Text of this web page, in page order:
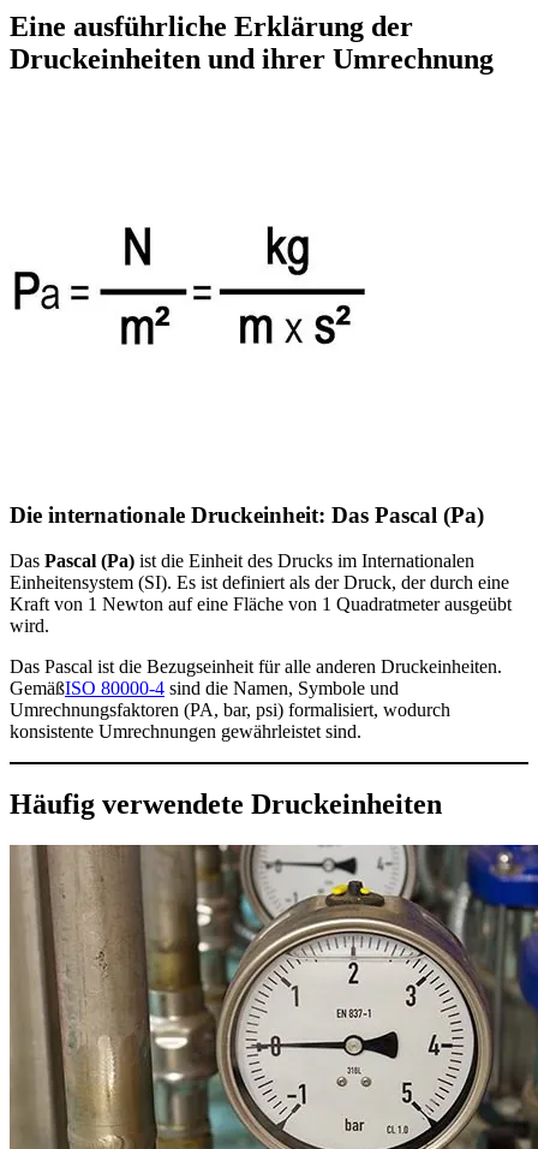
Eine ausführliche Erklärung der
Druckeinheiten und ihrer Umrechnung
Die internationale Druckeinheit: Das Pascal (Pa)
Das Pascal (Pa) ist die Einheit des Drucks im Internationalen
Einheitensystem (SI). Es ist definiert als der Druck, der durch eine
Kraft von 1 Newton auf eine Fläche von 1 Quadratmeter ausgeübt
wird.
Das Pascal ist die Bezugseinheit für alle anderen Druckeinheiten.
GemäßISO 80000-4 sind die Namen, Symbole und
Umrechnungsfaktoren (PA, bar, psi) formalisiert, wodurch
konsistente Umrechnungen gewährleistet sind.
Häufig verwendete Druckeinheiten